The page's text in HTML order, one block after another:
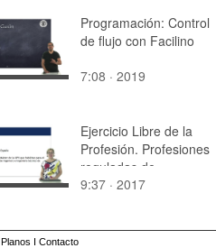
Programación: Control
de flujo con Facilino
7:08 · 2019
Ejercicio Libre de la
Profesión. Profesiones
reguladas de
Ingeniero e Ingeniero
9:37 · 2017
Planos I Contacto